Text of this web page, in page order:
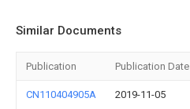
Similar Documents
Publication Publication Date
CN110404905A 2019-11-05